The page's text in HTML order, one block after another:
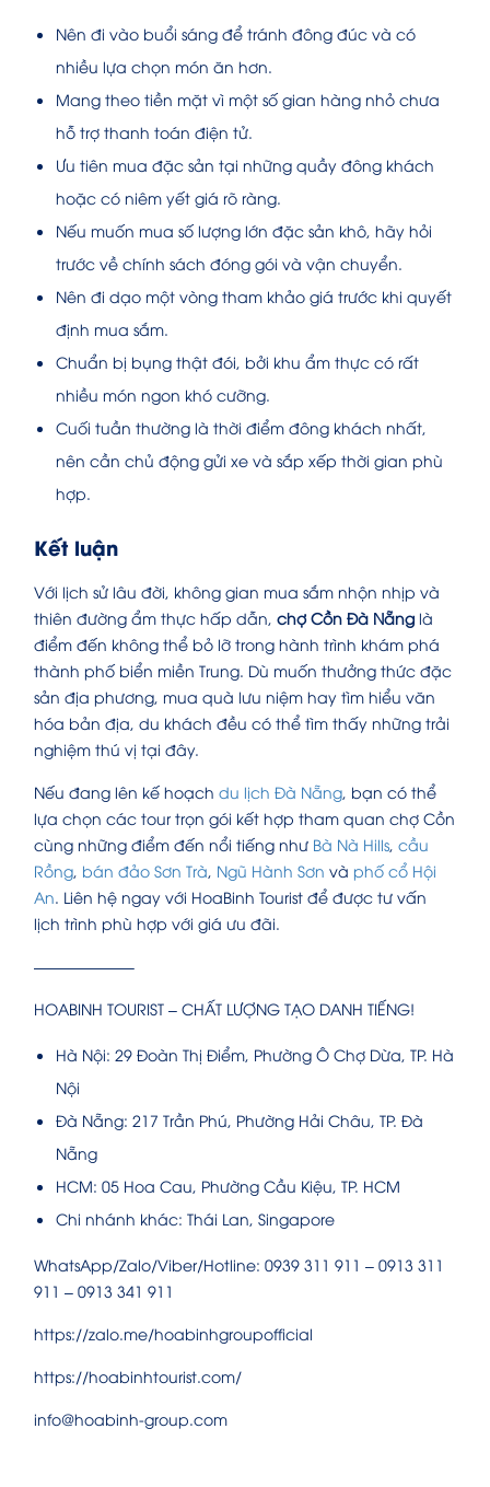
Nên đi vào buổi sáng để tránh đông đúc và có
nhiều lựa chọn món ăn hơn.
Mang theo tiền mặt vì một số gian hàng nhỏ chưa
hỗ trợ thanh toán điện tử.
Ưu tiên mua đặc sản tại những quầy đông khách
hoặc có niêm yết giá rõ ràng.
Nếu muốn mua số lượng lớn đặc sản khô, hãy hỏi
trước về chính sách đóng gói và vận chuyển.
Nên đi dạo một vòng tham khảo giá trước khi quyết
định mua sắm.
Chuẩn bị bụng thật đói, bởi khu ẩm thực có rất
nhiều món ngon khó cưỡng.
Cuối tuần thường là thời điểm đông khách nhất,
nên cần chủ động gửi xe và sắp xếp thời gian phù
hợp.
Kết luận
Với lịch sử lâu đời, không gian mua sắm nhộn nhịp và
thiên đường ẩm thực hấp dẫn, chợ Cồn Đà Nẵng là
điểm đến không thể bỏ lỡ trong hành trình khám phá
thành phố biển miền Trung. Dù muốn thưởng thức đặc
sản địa phương, mua quà lưu niệm hay tìm hiểu văn
hóa bản địa, du khách đều có thể tìm thấy những trải
nghiệm thú vị tại đây.
Nếu đang lên kế hoạch du lịch Đà Nẵng, bạn có thể
lựa chọn các tour trọn gói kết hợp tham quan chợ Cồn
cùng những điểm đến nổi tiếng như Bà Nà Hills, cầu
Rồng, bán đảo Sơn Trà, Ngũ Hành Sơn và phố cổ Hội
An. Liên hệ ngay với HoaBinh Tourist để được tư vấn
lịch trình phù hợp với giá ưu đãi.
——————–
HOABINH TOURIST – CHẤT LƯỢNG TẠO DANH TIẾNG!
Hà Nội: 29 Đoàn Thị Điểm, Phường Ô Chợ Dừa, TP. Hà
Nội
Đà Nẵng: 217 Trần Phú, Phường Hải Châu, TP. Đà
Nẵng
HCM: 05 Hoa Cau, Phường Cầu Kiệu, TP. HCM
Chi nhánh khác: Thái Lan, Singapore
WhatsApp/Zalo/Viber/Hotline: 0939 311 911 – 0913 311
911 – 0913 341 911
https://zalo.me/hoabinhgroupofficial
https://hoabinhtourist.com/
info@hoabinh-group.com